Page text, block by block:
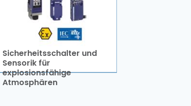
Sicherheitsschalter und
Sensorik für
explosionsfähige
Atmosphären